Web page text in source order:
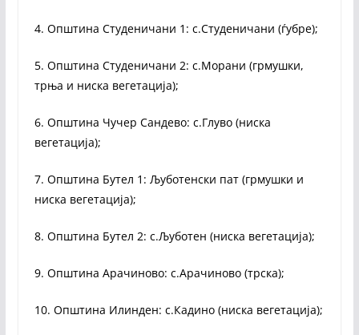
4. Општина Студеничани 1: с.Студеничани (ѓубре);
5. Општина Студеничани 2: с.Морани (грмушки,
трња и ниска вегетација);
6. Општина Чучер Сандево: с.Глуво (ниска
вегетација);
7. Општина Бутел 1: Љуботенски пат (грмушки и
ниска вегетација);
8. Општина Бутел 2: с.Љуботен (ниска вегетација);
9. Општина Арачиново: с.Арачиново (трска);
10. Општина Илинден: с.Кадино (ниска вегетација);